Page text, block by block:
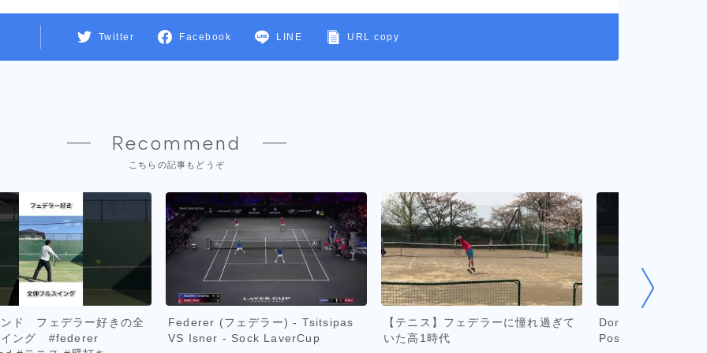
Twitter Facebook LINE URL copy
Recommend
こちらの記事もどうぞ
ド フェデラー好きの全
イング #federer
Federer (フェデラー) - Tsitsipas
VS Isner - Sock LaverCup
【テニス】フェデラーに憧れ過ぎて
いた高1時代
Don’t Copy
Position on Serve